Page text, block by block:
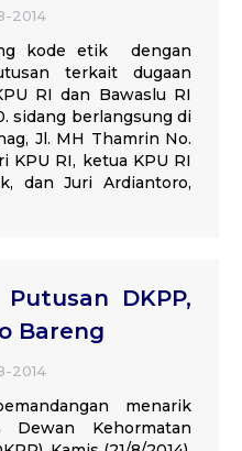
2014
kode etik dengan
terkait dugaan
RI dan Bawaslu RI
sidang berlangsung di
Jl. MH Thamrin No.
KPU RI, ketua KPU RI
dan Juri Ardiantoro,
DKPP,
Bareng
2014
menarik
Kehormatan